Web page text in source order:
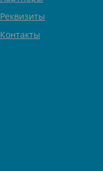
Реквизиты
Контакты